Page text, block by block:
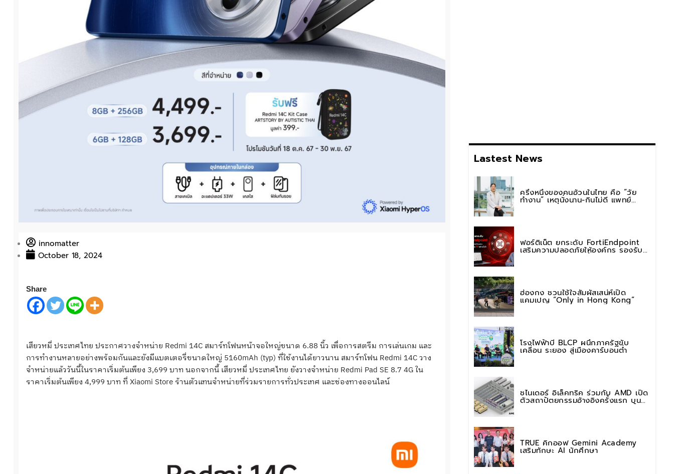
innomatter
October 18, 2024
Share
เสียวหมี่ ประเทศไทย ประกาศวางจำหน่าย Redmi 14C สมาร์ทโฟนหน้าจอใหญ่ขนาด 6.88 นิ้ว เพื่อการสตรีม การเล่นเกม และ
การทำงานหลายอย่างพร้อมกันและยังมีแบตเตอรี่ขนาดใหญ่ 5160mAh (typ) ที่ใช้งานได้ยาวนาน สมาร์ทโฟน Redmi 14Cวาง
จำหน่ายแล้ววันนี้ในราคาเริ่มต้นเพียง 3,699 บาท นอกจากนี้ เสียวหมี่ ประเทศไทย ยังวางจำหน่าย Redmi Pad SE 8.7 4Gใน
ราคาเริ่มต้นเพียง 4,999 บาท ที่ Xiaomi Store ร้านตัวแทนจำหน่ายที่ร่วมรายการทั่วประเทศ และช่องทางออนไลน์
Lastest News
ครึ่งหนึ่งของคนอ้วนในไทย คือ “วัย
ทำงาน” เหตุนั่งนาน-กินไม่ดี แพทย์
รพ.วิมุต พหลโยธิน เตือน “อย่าดูแค่เลข
ฟอร์ติเน็ต ยกระดับ FortiEndpoint
เสริมความปลอดภัยให้องค์กร รองรับ
ฮ่องกง ชวนใช้ใจสัมผัสเสน่ห์เปิด
แคมเปญ “Only in Hong Kong”
โรงไฟฟ้าบี BLCP ผนึกภาครัฐขับ
เคลื่อน ระยอง สู่เมืองคาร์บอนต่ำ
ชไนเดอร์ อิเล็คทริค ร่วมกับ AMD เปิด
ตัวสถาปัตยกรรมอ้างอิงครั้งแรก บน
แพลตฟอร์ม “Helios” เร่งการติดตั้งใช้
TRUE คิกออฟ Gemini Academy
เสริมทักษะ AI นักศึกษา